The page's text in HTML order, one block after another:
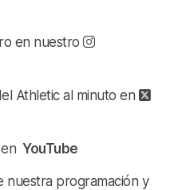
en nuestro
Athletic al minuto en
YouTube
nuestra programación y